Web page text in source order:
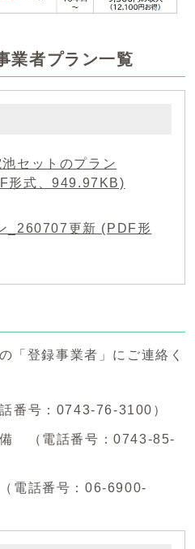
業者プラン一覧
セットのプラン
形式、949.97KB)
_260707更新 (PDF形
「登録事業者」にご連絡く
番号：0743-76-3100）
（電話番号：0743‐85‐
電話番号：06-6900-